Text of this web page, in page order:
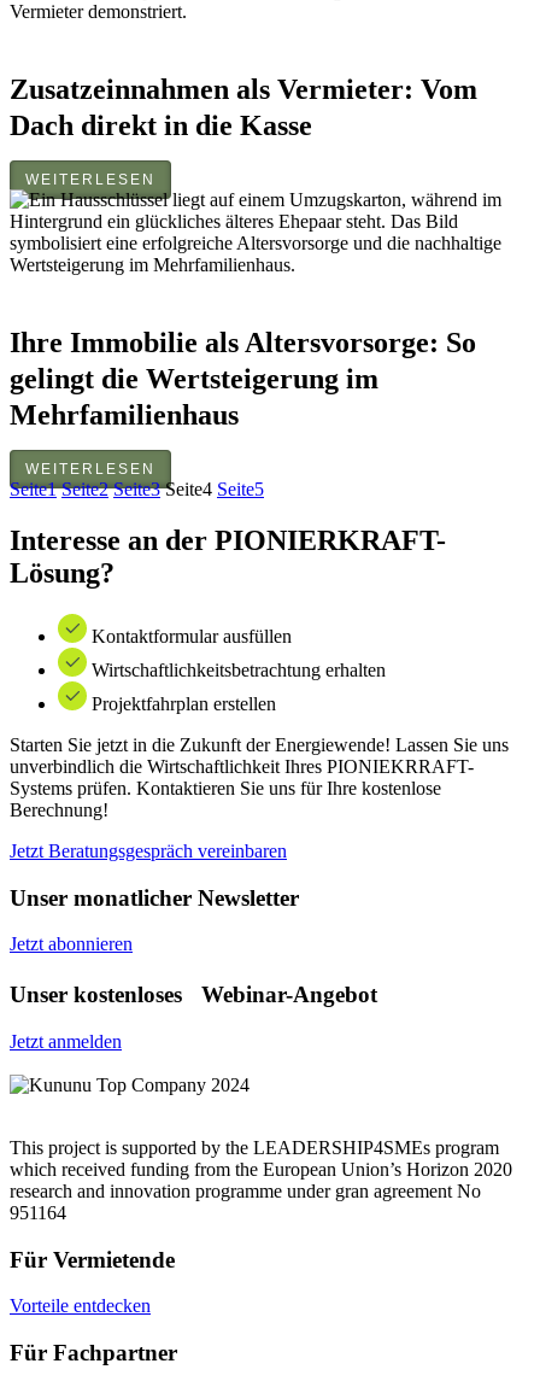
Zusatzeinnahmen als Vermieter: Vom
Dach direkt in die Kasse
WEITERLESEN
Ihre Immobilie als Altersvorsorge: So
gelingt die Wertsteigerung im
Mehrfamilienhaus
WEITERLESEN
Seite1 Seite2 Seite3 Seite4 Seite5
Interesse an der PIONIERKRAFT-
Lösung?
Kontaktformular ausfüllen
Wirtschaftlichkeitsbetrachtung erhalten
Projektfahrplan erstellen
Starten Sie jetzt in die Zukunft der Energiewende! Lassen Sie uns
unverbindlich die Wirtschaftlichkeit Ihres PIONIEKRRAFT-
Systems prüfen. Kontaktieren Sie uns für Ihre kostenlose
Berechnung!
Jetzt Beratungsgespräch vereinbaren
Unser monatlicher Newsletter
Jetzt abonnieren
Unser kostenloses Webinar-Angebot
Jetzt anmelden
This project is supported by the LEADERSHIP4SMEs program
which received funding from the European Union’s Horizon 2020
research and innovation programme under gran agreement No
951164
Für Vermietende
Vorteile entdecken
Für Fachpartner